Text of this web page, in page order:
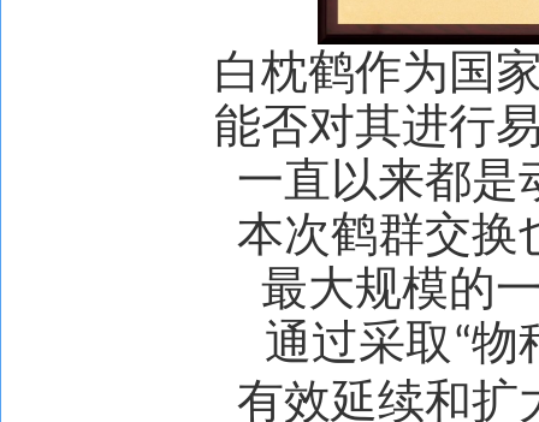
白枕鹤作为国
能否对其进行
一直以来都是
本次鹤群交换
最大规模的
通过采取 “物
有效延续和扩